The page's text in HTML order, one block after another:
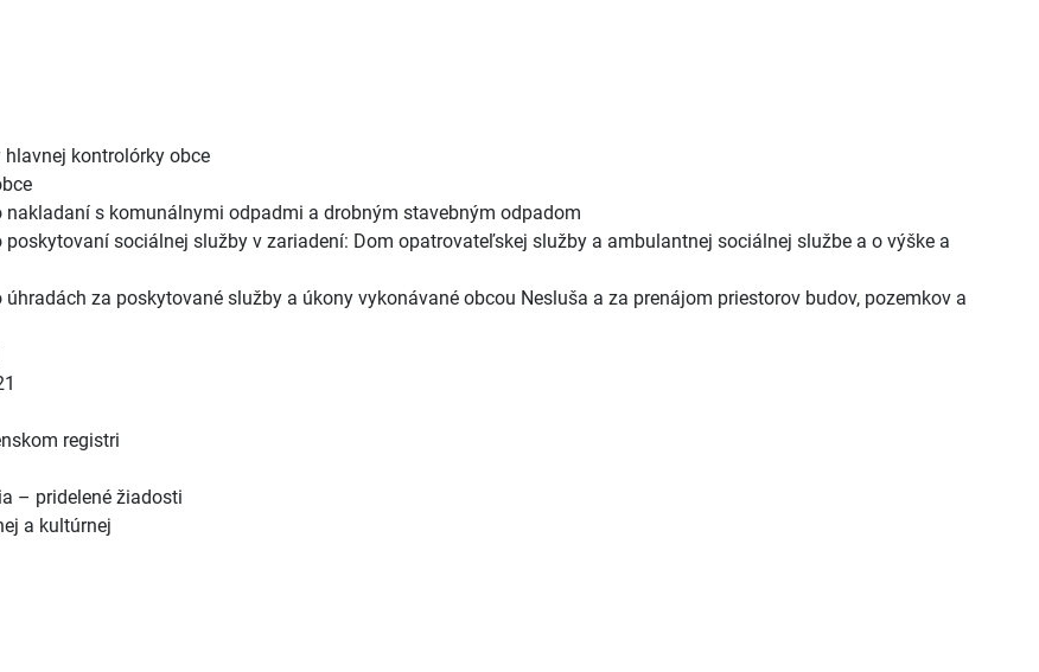
kontrolórky obce
nakladaní s komunálnymi odpadmi a drobným stavebným odpadom
sociálnej služby v zariadení: Dom opatrovateľskej služby a ambulantnej sociálnej službe a o výške a
za poskytované služby a úkony vykonávané obcou Nesluša a za prenájom priestorov budov, pozemkov a
registri
– pridelené žiadosti
a kultúrnej